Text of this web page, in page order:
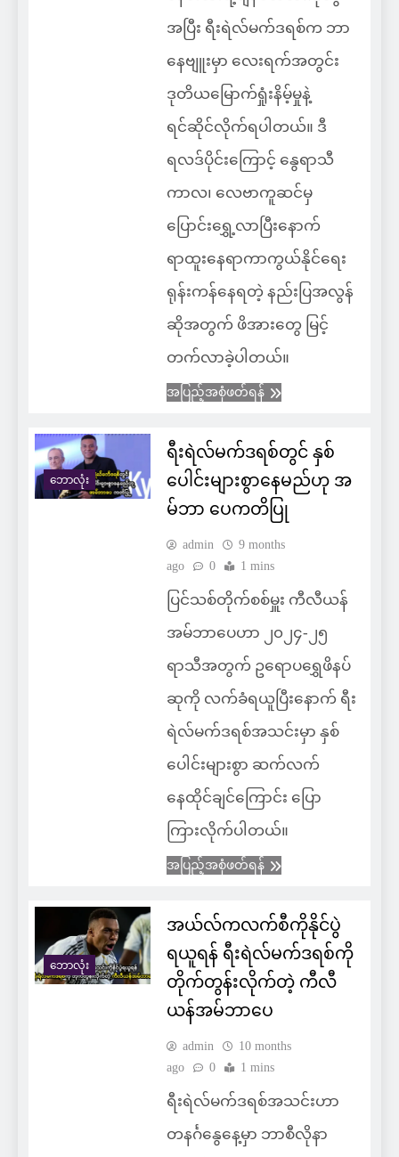
အပြီး ရီးရဲလ်မက်ဒရစ်က ဘာ
နေဗျူးမှာ လေးရက်အတွင်း
ဒုတိယမြောက်ရှုံးနိမ့်မှုနဲ့
ရင်ဆိုင်လိုက်ရပါတယ်။ ဒီ
ရလဒ်ပိုင်းကြောင့် နွေရာသီ
ကာလ၊ လေဗာကူဆင်မှ
ပြောင်းရွှေ့လာပြီးနောက်
ရာထူးနေရာကာကွယ်နိုင်ရေး
ရုန်းကန်နေရတဲ့ နည်းပြအလွန်
ဆိုအတွက် ဖိအားတွေ မြင့်
တက်လာခဲ့ပါတယ်။
အပြည့်အစုံဖတ်ရန်
ဘောလုံး
ရီးရဲလ်မက်ဒရစ်တွင် နှစ်
ပေါင်းများစွာနေမည်ဟု အ
မ်ဘာ ပေကတိပြု
admin
9 months
ago
0 1 mins
ပြင်သစ်တိုက်စစ်မှူး ကီလီယန်
အမ်ဘာပေဟာ ၂၀၂၄-၂၅
ရာသီအတွက် ဥရောပရွှေဖိနပ်
ဆုကို လက်ခံရယူပြီးနောက် ရီး
ရဲလ်မက်ဒရစ်အသင်းမှာ နှစ်
ပေါင်းများစွာ ဆက်လက်
နေထိုင်ချင်ကြောင်း ပြော
ကြားလိုက်ပါတယ်။
အပြည့်အစုံဖတ်ရန်
ဘောလုံး
အယ်လ်ကလက်စီကိုနိုင်ပွဲ
ရယူရန် ရီးရဲလ်မက်ဒရစ်ကို
တိုက်တွန်းလိုက်တဲ့ ကီလီ
ယန်အမ်ဘာပေ
admin
10 months
ago
0 1 mins
ရီးရဲလ်မက်ဒရစ်အသင်းဟာ
တနင်္ဂနွေနေ့မှာ ဘာစီလိုနာ